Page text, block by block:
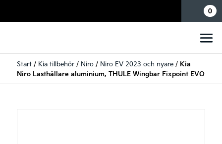
0
Start/ Kia tillbehör/ Niro/ Niro EV 2023 och nyare/ Kia
Niro Lasthållare aluminium, THULE Wingbar Fixpoint EVO